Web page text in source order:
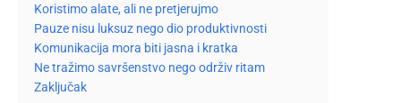
Koristimo alate, ali ne pretjerujmo
Pauze nisu luksuz nego dio produktivnosti
Komunikacija mora biti jasna i kratka
Ne tražimo savršenstvo nego održiv ritam
Zaključak